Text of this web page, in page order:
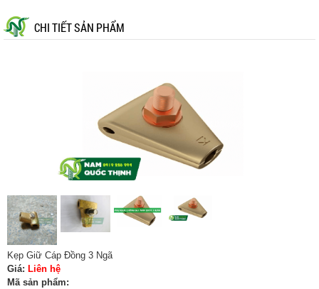
CHI TIẾT SẢN PHẨM
Kẹp Giữ Cáp Đồng 3 Ngã
Giá: Liên hệ
Mã sản phẩm: